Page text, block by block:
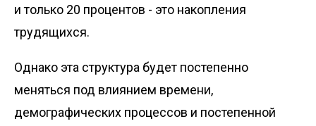
и только 20 процентов - это накопления
трудящихся.
Однако эта структура будет постепенно
меняться под влиянием времени,
демографических процессов и постепенной